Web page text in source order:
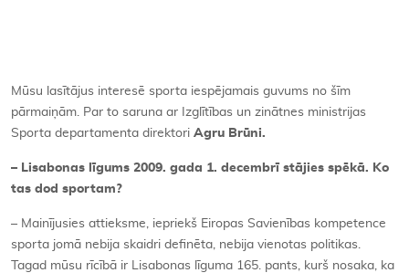
Mūsu lasītājus interesē sporta iespējamais guvums no šīm
pārmaiņām. Par to saruna ar Izglītības un zinātnes ministrijas
Sporta departamenta direktori Agru Brūni.
– Lisabonas līgums 2009. gada 1. decembrī stājies spēkā. Ko
tas dod sportam?
– Mainījusies attieksme, iepriekš Eiropas Savienības kompetence
sporta jomā nebija skaidri definēta, nebija vienotas politikas.
Tagad mūsu rīcībā ir Lisabonas līguma 165. pants, kurš nosaka, ka